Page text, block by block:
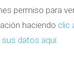
permiso para
haciendo clic
datos aquí.